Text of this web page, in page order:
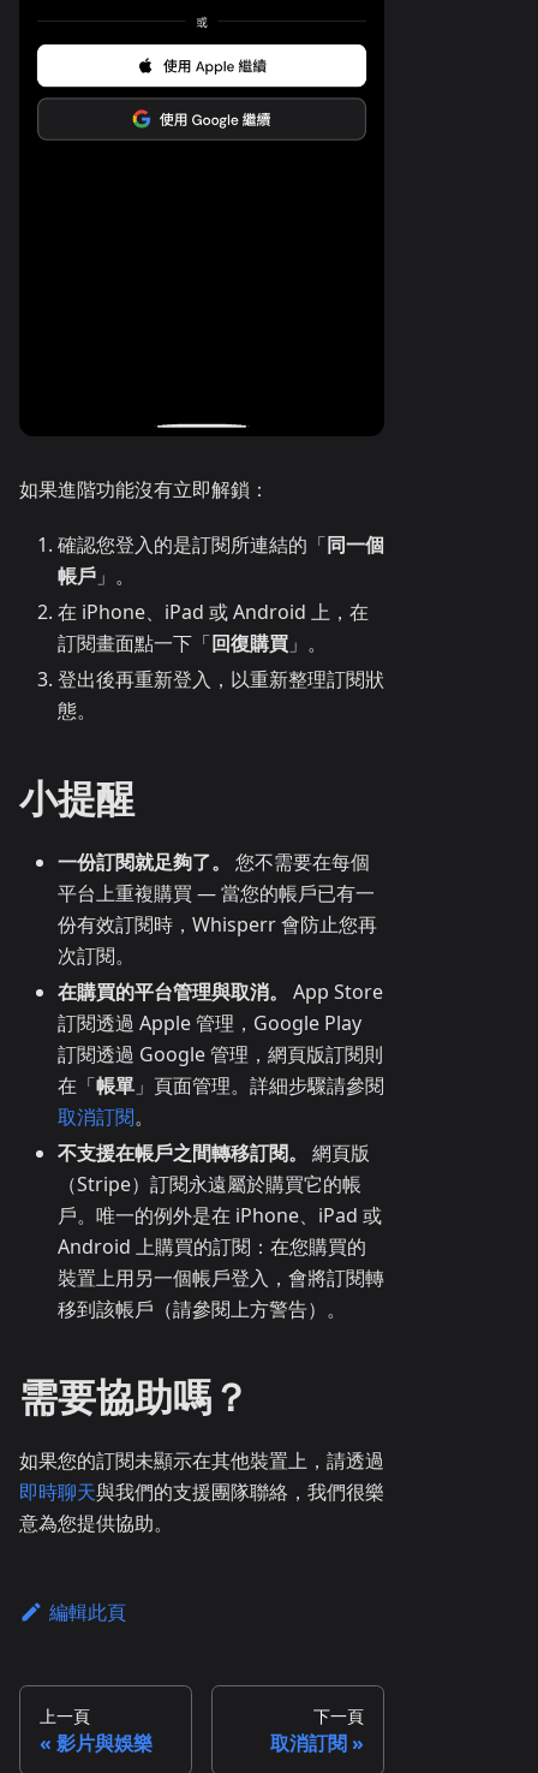
如果進階功能沒有立即解鎖：
確認您登入的是訂閱所連結的「同一個
帳戶 」。
在 iPhone、iPad 或 Android 上，在
訂閱畫面點一下「回復購買 」。
登出後再重新登入，以重新整理訂閱狀
態。
小提醒
一份訂閱就足夠了。
您不需要在每個
平台上重複購買 — 當您的帳戶已有一
份有效訂閱時，Whisperr 會防止您再
次訂閱。
在購買的平台管理與取消。
App Store
訂閱透過 Apple 管理，Google Play
訂閱透過 Google 管理，網頁版訂閱則
在「帳單 」頁面管理。詳細步驟請參閱
取消訂閱。
不支援在帳戶之間轉移訂閱。
網頁版
（Stripe）訂閱永遠屬於購買它的帳
戶。唯一的例外是在 iPhone、iPad 或
Android 上購買的訂閱：在您購買的
裝置上用另一個帳戶登入，會將訂閱轉
移到該帳戶（請參閱上方警告）。
需要協助嗎？
如果您的訂閱未顯示在其他裝置上，請透過
即時聊天與我們的支援團隊聯絡，我們很樂
意為您提供協助。
編輯此頁
上一頁
影片與娛樂
下一頁
取消訂閱